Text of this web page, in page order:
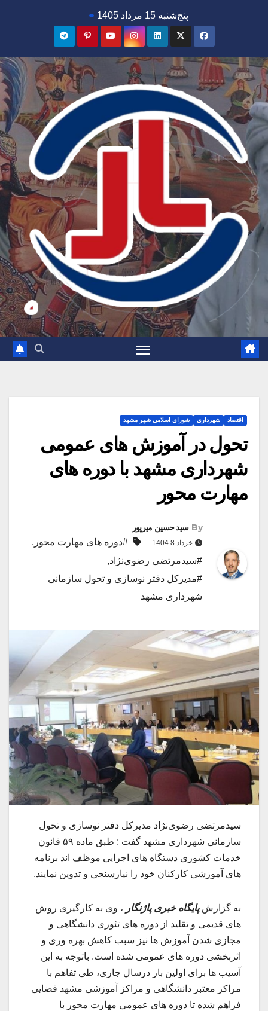
پنج‌شنبه 15 مرداد 1405
اقتصاد شهرداری شورای اسلامی شهر مشهد
تحول در آموزش های عمومی
شهرداری مشهد با دوره های
مهارت محور
By سید حسین میرپور
خرداد 8 1404 #دوره های مهارت محور ,
#سیدمرتضی رضوی‌نژاد,
#مدیرکل دفتر نوسازی و تحول سازمانی
شهرداری مشهد
سیدمرتضی رضوی‌نژاد مدیرکل دفتر نوسازی و تحول
سازمانی شهرداری مشهد گفت : طبق ماده ۵۹ قانون
خدمات کشوری دستگاه های اجرایی موظف اند برنامه
های آموزشی کارکنان خود را نیازسنجی و تدوین نمایند.‌
به گزارش پایگاه خبری پاژنگار ، وی به کارگیری روش
های قدیمی و تقلید از دوره های تئوری دانشگاهی و
مجازی شدن آموزش ها نیز سبب کاهش بهره وری و
اثربخشی دوره های عمومی شده است. باتوجه به این
آسیب ها برای اولین بار درسال جاری، طی تفاهم با
مراکز معتبر دانشگاهی و مراکز آموزشی مشهد فضایی
فراهم شده تا دوره های عمومی مهارت محور با